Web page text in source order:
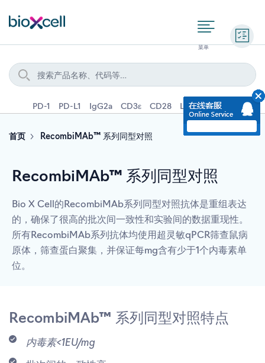
PD-1 PD-L1 IgG2a CD3ε CD28 Ly6G IFNγ IL-4
首页 RecombiMAb™ 系列同型对照
RecombiMAb™ 系列同型对照
Bio X Cell的RecombiMAb系列同型对照抗体是重组表达
的，确保了很高的批次间一致性和实验间的数据重现性。
所有RecombiMAb系列抗体均使用超灵敏qPCR筛查鼠病
原体，筛查蛋白聚集，并保证每mg含有少于1个内毒素单
位。
RecombiMAb™ 系列同型对照特点
内毒素<1EU/mg